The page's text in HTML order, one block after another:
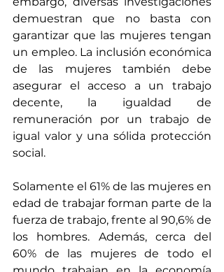
demuestran que no basta con
garantizar que las mujeres tengan
un empleo. La inclusión económica
de las mujeres también debe
asegurar el acceso a un trabajo
decente, la igualdad de
remuneración por un trabajo de
igual valor y una sólida protección
social.
Solamente el 61% de las mujeres en
edad de trabajar forman parte de la
fuerza de trabajo, frente al 90,6% de
los hombres. Además, cerca del
60% de las mujeres de todo el